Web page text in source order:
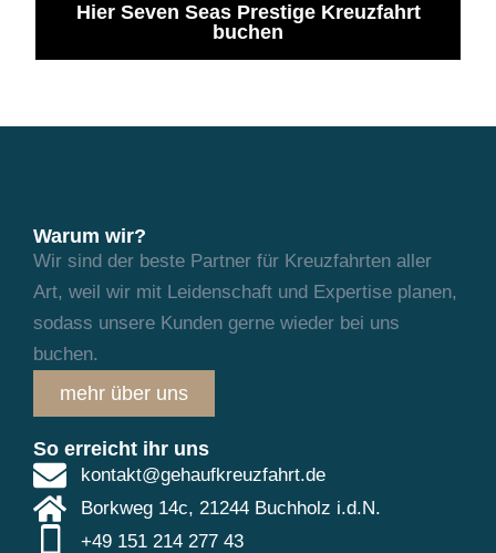
Hier Seven Seas Prestige Kreuzfahrt
buchen
Warum wir?
Wir sind der beste Partner für Kreuzfahrten aller
Art, weil wir mit Leidenschaft und Expertise planen,
sodass unsere Kunden gerne wieder bei uns
buchen.
mehr über uns
So erreicht ihr uns
kontakt@gehaufkreuzfahrt.de
Borkweg 14c, 21244 Buchholz i.d.N.
+49 151 214 277 43